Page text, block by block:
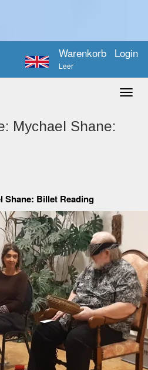
Login
Warenkorb
Leer
Mychael Shane:
Shane: Billet Reading